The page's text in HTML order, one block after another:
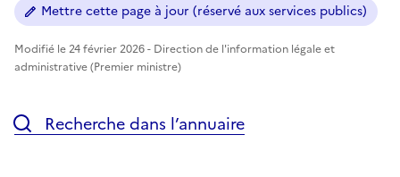
Mettre cette page à jour (réservé aux services publics)
Modifié le 24 février 2026 - Direction de l'information légale et
administrative (Premier ministre)
Recherche dans l’annuaire